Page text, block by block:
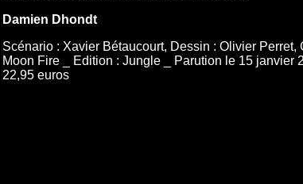
Damien Dhondt
Scénario : Xavier Bétaucourt, Dessin : Olivier
Moon Fire _ Edition : Jungle _ Parution le 15 janvier
22,95 euros